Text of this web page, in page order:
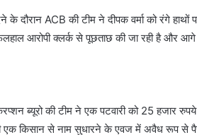
के दौरान ACB की टीम ने दीपक वर्मा को रंगे हाथों
आरोपी क्लर्क से पूछताछ की जा रही है और आगे
ब्यूरो की टीम ने एक पटवारी को 25 हजार रुपये
एक किसान से नाम सुधारने के एवज में अवैध रूप से